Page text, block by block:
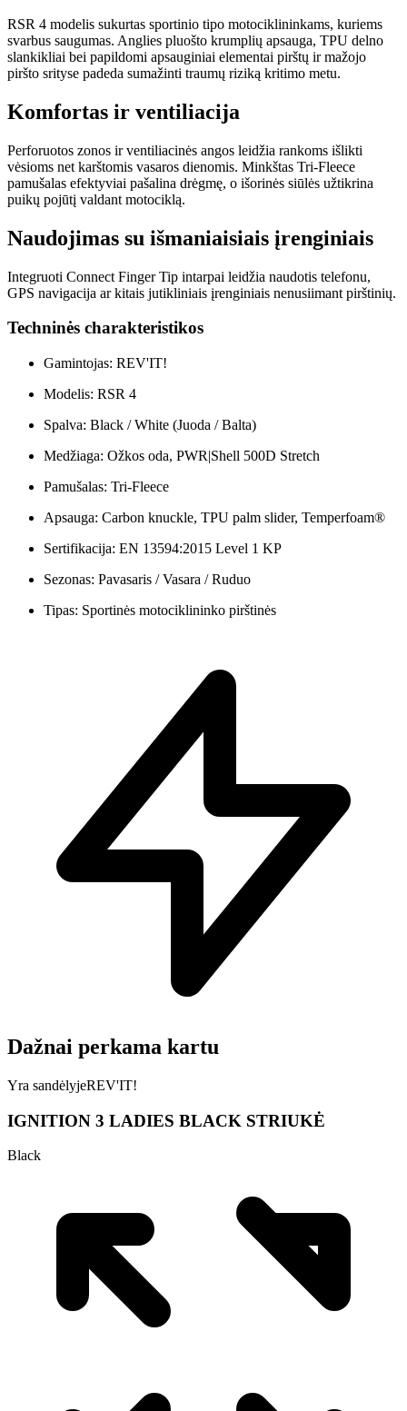
RSR 4 modelis sukurtas sportinio tipo motociklininkams, kuriems
svarbus saugumas. Anglies pluošto krumplių apsauga, TPU delno
slankikliai bei papildomi apsauginiai elementai pirštų ir mažojo
piršto srityse padeda sumažinti traumų riziką kritimo metu.
Komfortas ir ventiliacija
Perforuotos zonos ir ventiliacinės angos leidžia rankoms išlikti
vėsioms net karštomis vasaros dienomis. Minkštas Tri-Fleece
pamušalas efektyviai pašalina drėgmę, o išorinės siūlės užtikrina
puikų pojūtį valdant motociklą.
Naudojimas su išmaniaisiais įrenginiais
Integruoti Connect Finger Tip intarpai leidžia naudotis telefonu,
GPS navigacija ar kitais jutikliniais įrenginiais nenusiimant pirštinių.
Techninės charakteristikos
Gamintojas: REV'IT!
Modelis: RSR 4
Spalva: Black / White (Juoda / Balta)
Medžiaga: Ožkos oda, PWR|Shell 500D Stretch
Pamušalas: Tri-Fleece
Apsauga: Carbon knuckle, TPU palm slider, Temperfoam®
Sertifikacija: EN 13594:2015 Level 1 KP
Sezonas: Pavasaris / Vasara / Ruduo
Tipas: Sportinės motociklininko pirštinės
Dažnai perkama kartu
Yra sandėlyjeREV'IT!
IGNITION 3 LADIES BLACK STRIUKĖ
Black